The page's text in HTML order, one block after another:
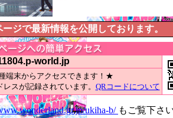
ジで最新情報を公開しております。
world.jp
端末からアクセスできます！★
スが記録されています。 QRコードについて
ukiha-b/ もご覧下さ